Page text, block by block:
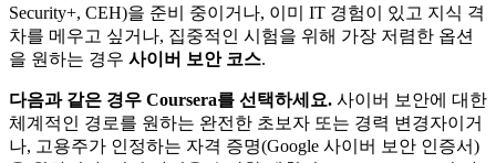
Security+, CEH)을 준비 중이거나, 이미 IT 경험이 있고 지식 격
차를 메우고 싶거나, 집중적인 시험을 위해 가장 저렴한 옵션
을 원하는 경우 사이버 보안 코스.
다음과 같은 경우 Coursera를 선택하세요. 사이버 보안에 대한
체계적인 경로를 원하는 완전한 초보자 또는 경력 변경자이거
나, 고용주가 인정하는 자격 증명(Google 사이버 보안 인증서)